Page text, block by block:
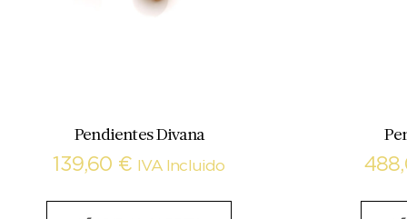
Pendientes Divana
139,60 € IVA Incluido